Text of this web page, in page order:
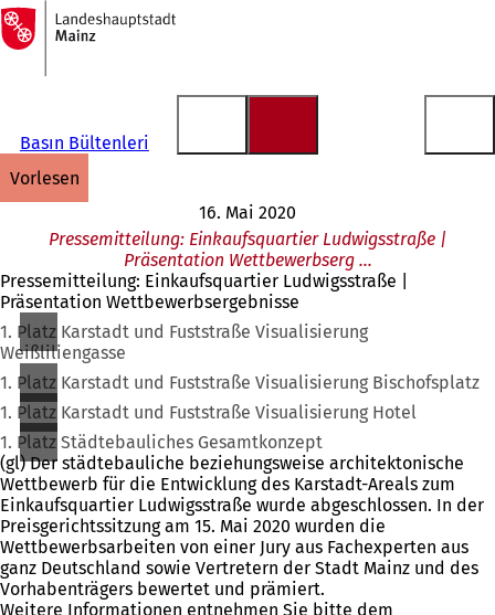
Inhalt anspringen
Zur
Startseite
Basın Bültenleri
vorlesen
16. Mai 2020
Pressemitteilung: Einkaufsquartier Ludwigsstraße |
Präsentation Wettbewerbserg …
Pressemitteilung: Einkaufsquartier Ludwigsstraße |
Präsentation Wettbewerbsergebnisse
1. Platz Karstadt und Fuststraße Visualisierung
Weißliliengasse
1. Platz Karstadt und Fuststraße Visualisierung Bischofsplatz
1. Platz Karstadt und Fuststraße Visualisierung Hotel
1. Platz Städtebauliches Gesamtkonzept
(gl) Der städtebauliche beziehungsweise architektonische
Wettbewerb für die Entwicklung des Karstadt-Areals zum
Einkaufsquartier Ludwigsstraße wurde abgeschlossen. In der
Preisgerichtssitzung am 15. Mai 2020 wurden die
Wettbewerbsarbeiten von einer Jury aus Fachexperten aus
ganz Deutschland sowie Vertretern der Stadt Mainz und des
Vorhabenträgers bewertet und prämiert.
Weitere Informationen entnehmen Sie bitte dem